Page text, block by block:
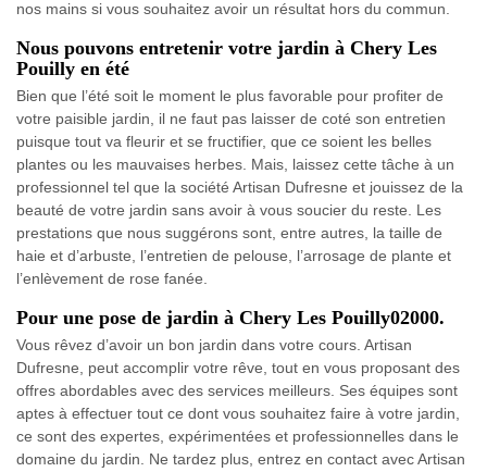
nos mains si vous souhaitez avoir un résultat hors du commun.
Nous pouvons entretenir votre jardin à Chery Les
Pouilly en été
Bien que l’été soit le moment le plus favorable pour profiter de
votre paisible jardin, il ne faut pas laisser de coté son entretien
puisque tout va fleurir et se fructifier, que ce soient les belles
plantes ou les mauvaises herbes. Mais, laissez cette tâche à un
professionnel tel que la société Artisan Dufresne et jouissez de la
beauté de votre jardin sans avoir à vous soucier du reste. Les
prestations que nous suggérons sont, entre autres, la taille de
haie et d’arbuste, l’entretien de pelouse, l’arrosage de plante et
l’enlèvement de rose fanée.
Pour une pose de jardin à Chery Les Pouilly02000.
Vous rêvez d’avoir un bon jardin dans votre cours. Artisan
Dufresne, peut accomplir votre rêve, tout en vous proposant des
offres abordables avec des services meilleurs. Ses équipes sont
aptes à effectuer tout ce dont vous souhaitez faire à votre jardin,
ce sont des expertes, expérimentées et professionnelles dans le
domaine du jardin. Ne tardez plus, entrez en contact avec Artisan